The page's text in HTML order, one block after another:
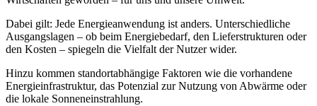
Dabei gilt: Jede Energie­anwendung ist anders. Unterschiedliche
Ausgangs­lagen – ob beim Energie­bedarf, den Liefer­strukturen oder
den Kosten – spiegeln die Vielfalt der Nutzer wider.
Hinzu kommen standort­abhängige Faktoren wie die vorhandene
Energie­infrastruktur, das Potenzial zur Nutzung von Abwärme oder
die lokale Sonnen­ein­strahlung.